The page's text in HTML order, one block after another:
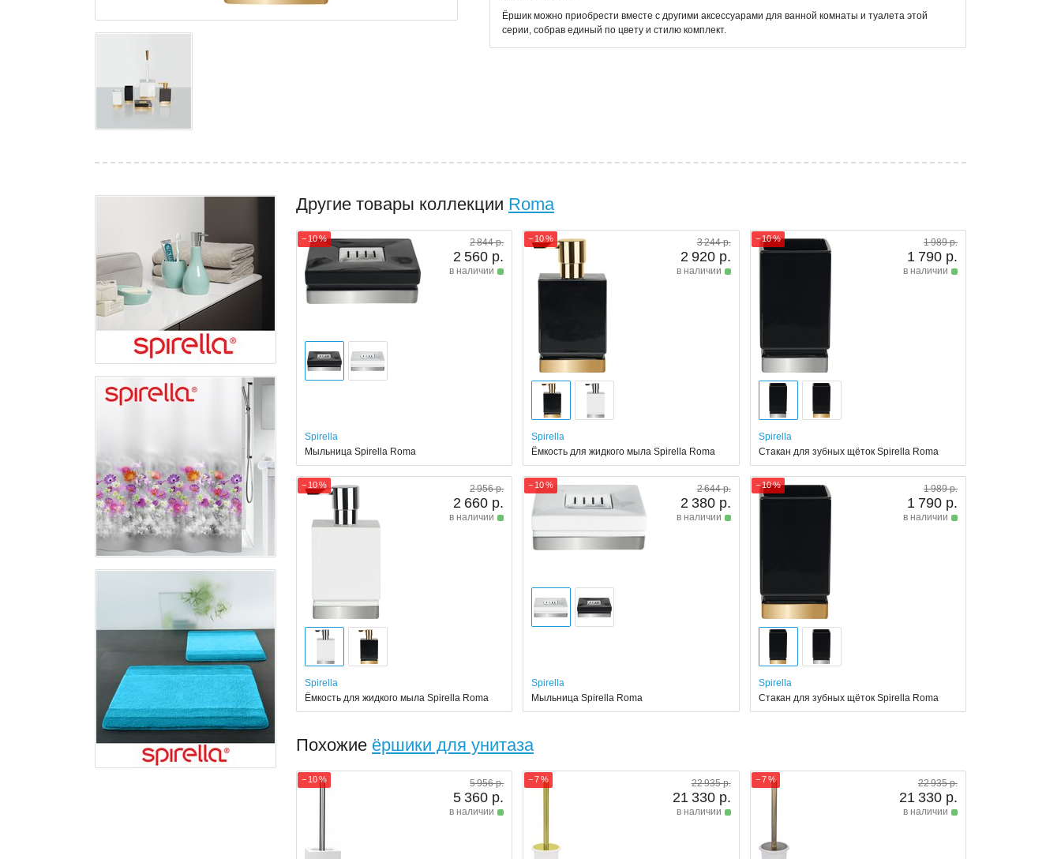
Ёршик можно приобрести вместе с другими аксессуарами для ванной комнаты и туалета этой
серии, собрав единый по цвету и стилю комплект.
Другие товары коллекции Roma
− 10 % 2 844 р.
2 560 р.
в наличии
Spirella
Мыльница Spirella Roma
− 10 % 3 244 р.
2 920 р.
в наличии
Spirella
Ёмкость для жидкого мыла Spirella Roma
− 10 % 1 989 р.
1 790 р.
в наличии
Spirella
Стакан для зубных щёток Spirella Roma
− 10 % 2 956 р.
2 660 р.
в наличии
Spirella
Ёмкость для жидкого мыла Spirella Roma
− 10 % 2 644 р.
2 380 р.
в наличии
Spirella
Мыльница Spirella Roma
− 10 % 1 989 р.
1 790 р.
в наличии
Spirella
Стакан для зубных щёток Spirella Roma
Похожие ёршики для унитаза
− 10 % 5 956 р.
5 360 р.
в наличии
− 7 % 22 935 р.
21 330 р.
в наличии
− 7 % 22 935 р.
21 330 р.
в наличии